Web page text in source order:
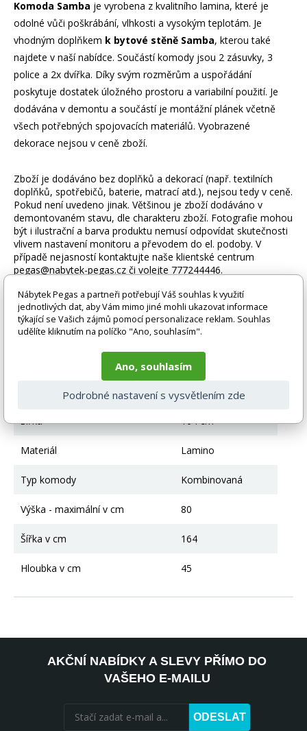
Komoda Samba je vyrobena z kvalitního lamina, které je
odolné vůči poškrábání, vlhkosti a vysokým teplotám. Je
vhodným doplňkem k bytové stěně Samba, kterou také
najdete v naší nabídce. Součástí komody jsou 2 zásuvky, 3
police a 2x dvířka. Díky svým rozměrům a uspořádání
poskytuje dostatek úložného prostoru a variabilní použití. Je
dodávána v demontu a součástí je montážní plánek včetně
všech potřebných spojovacích materiálů. Vyobrazené
dekorace nejsou v ceně zboží.
Zboží je dodáváno bez doplňků a dekorací (např. textilních
doplňků, spotřebičů, baterie, matrací atd.), nejsou tedy v ceně.
Pokud není uvedeno jinak. Většinou je zboží dodáváno v
demontovaném stavu, dle charakteru zboží. Fotografie mohou
být i ilustrační a barva produktu nemusí odpovídat skutečnosti
vlivem nastavení monitoru a převodem do el. podoby. V
případě nejasností kontaktujte naše klientské centrum
pegas@nabytek-pegas.cz či volejte 777244446.
Technické parametry
Výška 80 cm
45 cm
Lamino
Šířka 164 cm
Materiál Lamino
Typ komody Kombinovaná
Výška - maximální v cm 80
Šířka v cm 164
Hloubka v cm 45
AKČNÍ NABÍDKY A SLEVY PŘÍMO DO
VAŠEHO E-MAILU
ODESLAT
Nábytek Pegas a partneři potřebují Váš souhlas k využití
jednotlivých dat, aby Vám mimo jiné mohli ukazovat informace
týkající se Vašich zájmů pomocí personalizace reklam. Souhlas
udělíte kliknutím na políčko "Ano, souhlasím".
Ano, souhlasím
Podrobné nastavení s vysvětlením zde